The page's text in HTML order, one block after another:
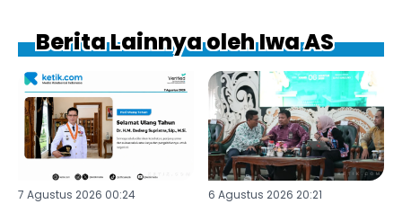
Berita Lainnya oleh Iwa AS
7 Agustus 2026 00:24 6 Agustus 2026 20:21